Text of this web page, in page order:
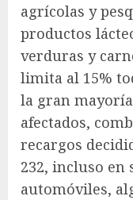
agrícolas y
productos
verduras y
limita al 15%
la gran
afectados,
recargos
232, incluso en
automóviles,